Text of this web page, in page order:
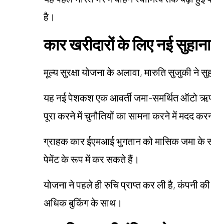
है।
कार खरीदारों के लिए नई
मूल्य सुरक्षा योजना के अलावा, मारुति सुजुकी ने
यह नई पेशकश एक आवर्ती जमा-समर्थित ऑटो
पूरा करने में चुनौतियों का सामना करने में मदद
ग्राहक कार ईएमआई भुगतान को मासिक जमा के
पेमेंट के रूप में कर सकते हैं।
योजना ने पहले ही रुचि प्राप्त कर ली है, कंपनी
अधिक बुकिंग के साथ।